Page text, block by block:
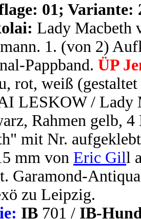
01; Variante:
Lady Macbeth
1. (von 2)
Pappband. ÜP
rot, weiß
LESKOW / Lady
Rahmen gelb,
mit Nr.
mm von Eric Gill
Garamond-
zu Leipzig.
IB 701 / IB-